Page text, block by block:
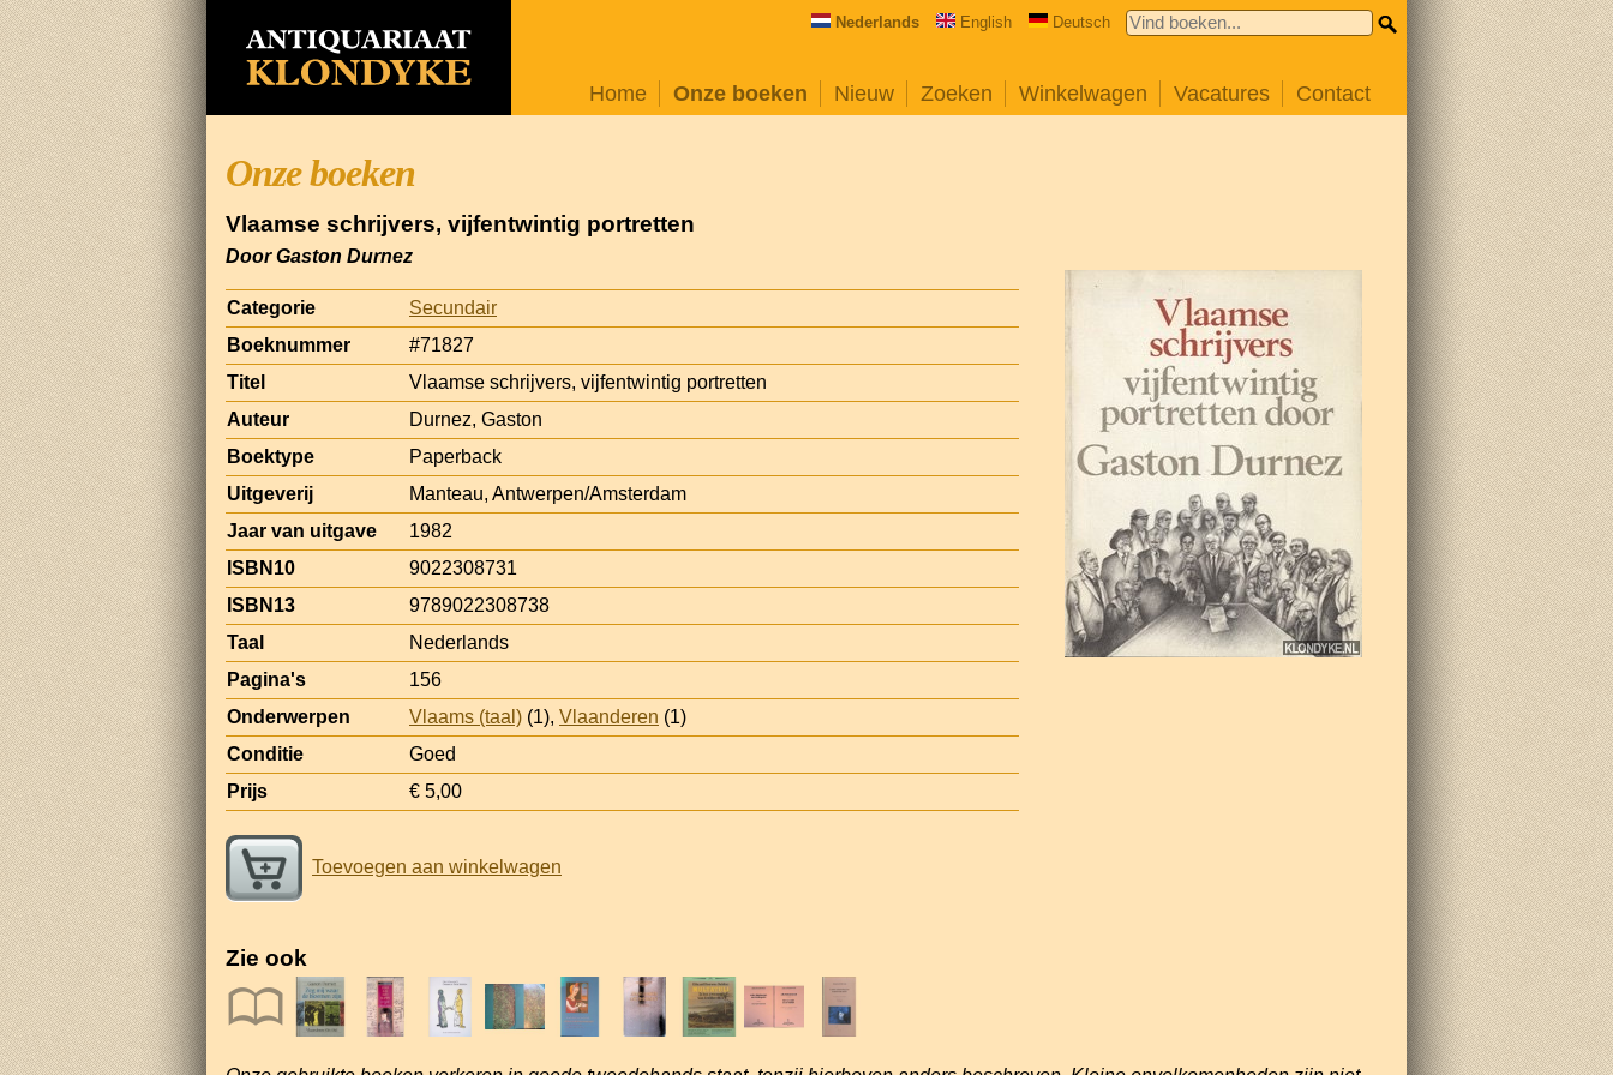
Nederlands English Deutsch
Home Onze boeken Nieuw Zoeken Winkelwagen Vacatures Contact
Onze boeken
Vlaamse schrijvers, vijfentwintig portretten
Door Gaston Durnez
Categorie
Secundair
Boeknummer
#71827
Titel
Vlaamse schrijvers, vijfentwintig portretten
Auteur
Durnez, Gaston
Boektype
Paperback
Uitgeverij
Manteau, Antwerpen/Amsterdam
Jaar van uitgave
1982
ISBN10
9022308731
ISBN13
9789022308738
Taal
Nederlands
Pagina's
156
Onderwerpen
Vlaams (taal) (1), Vlaanderen (1)
Conditie
Goed
Prijs
€ 5,00
Toevoegen aan winkelwagen
Zie ook